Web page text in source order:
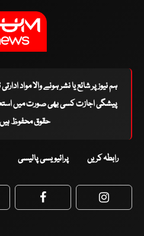
ہم نیوز پر شائع یا نشر ہونے والا مواد
پیشگی اجازت کسی بھی صورت میں
حقوق محفوظ ہیں ©
رابطہ کریں پرائیویسی پالیسی
Facebook